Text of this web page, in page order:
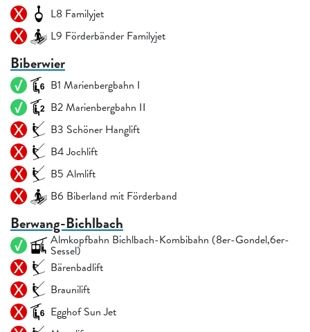
L8 Familyjet
L9 Förderbänder Familyjet
Biberwier
B1 Marienbergbahn I
B2 Marienbergbahn II
B3 Schöner Hanglift
B4 Jochlift
B5 Almlift
B6 Biberland mit Förderband
Berwang-Bichlbach
Almkopfbahn Bichlbach-Kombibahn (8er-Gondel,6er-
Sessel)
Bärenbadlift
Braunilift
Egghof Sun Jet